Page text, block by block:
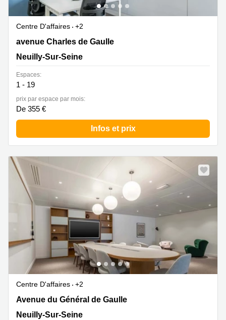
Centre D'affaires
+2
191-195 avenue Charles de Gaulle, Neuilly-Sur-Seine
avenue Charles de Gaulle
Neuilly-Sur-Seine
Espaces:
1 - 19
prix par espace par mois:
De 355 €
Infos et prix
Centre D'affaires
+2
185 Avenue du Général de Gaulle, Neuilly-Sur-Seine
Avenue du Général de Gaulle
Neuilly-Sur-Seine